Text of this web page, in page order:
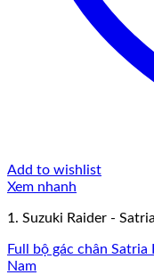
Add to wishlist
Xem nhanh
1. Suzuki Raider -
Full bộ gác chân
Nam